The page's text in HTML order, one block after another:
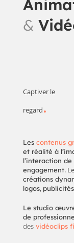
Le studio
de
des vidéoclips
&
Captiver le
regard.
Les contenus
et réalité à
l’interaction
engagement.
créations
logos, publicités